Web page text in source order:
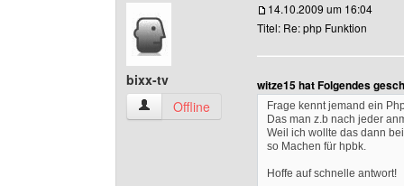
bixx-tv
bixx-tv Benutzer-Profile anzeigen
Offline
14.10.2009 um 16:04
Titel: Re: php Funktion
witze15 hat Folgendes
Frage kennt jemand ein
Das man z.b nach jeder
Weil ich wollte das dann
so Machen für hpbk.
Hoffe auf schnelle antwort!